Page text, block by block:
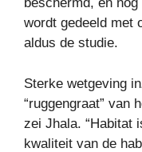
wordt gedeeld met
aldus de studie.
Sterke wetgeving
“ruggengraat” van
zei Jhala. “Habitat
kwaliteit van de